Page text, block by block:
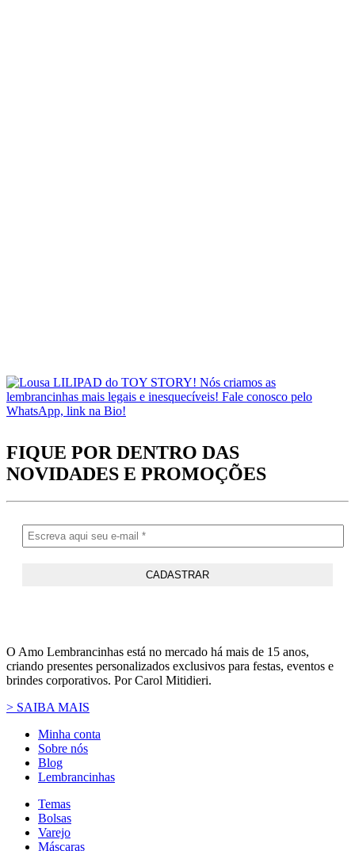
FIQUE POR DENTRO DAS
NOVIDADES E PROMOÇÕES
O Amo Lembrancinhas está no mercado há mais de 15 anos,
criando presentes personalizados exclusivos para festas, eventos e
brindes corporativos. Por Carol Mitidieri.
> SAIBA MAIS
Minha conta
Sobre nós
Blog
Lembrancinhas
Temas
Bolsas
Varejo
Máscaras